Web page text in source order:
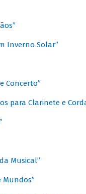
Inverno Solar”
Concerto”
para Clarinete e
Musical”
Mundos”